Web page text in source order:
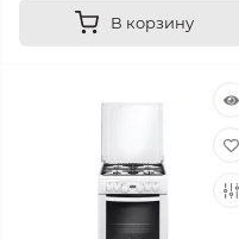
В корзину